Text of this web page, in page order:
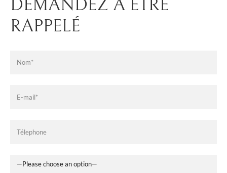
DEMANDEZ À ÊTRE
RAPPELÉ